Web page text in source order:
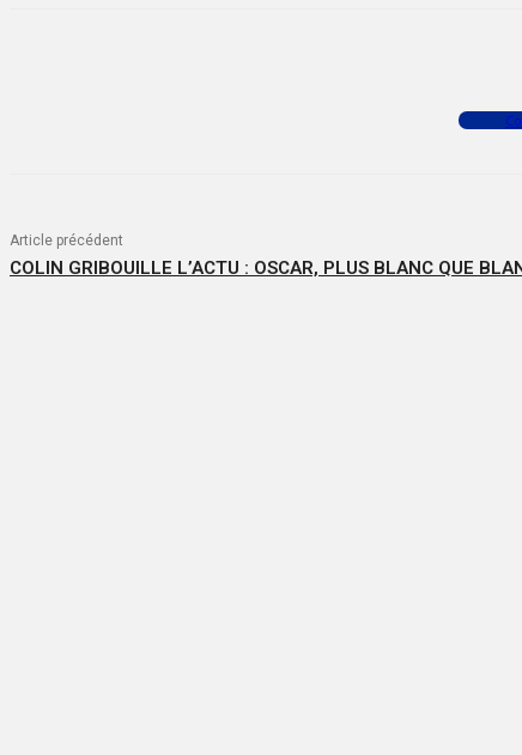
Article précédent
COLIN GRIBOUILLE L’ACTU : OSCAR, PLUS BLANC QUE